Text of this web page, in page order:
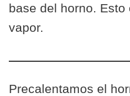
base del horno.
vapor.
Precalentamos el